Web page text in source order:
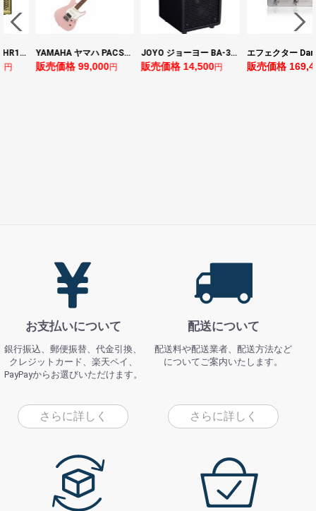
YAMAHA ヤマハ PACS+12 ASP Pacifica Standard Plus パシフィカスタンダードプラス エレキギター
円
JOYO ジョーヨー BA-30 VIBE CUBE BLK 30W 小型ベースアンプ Bluetooth+OTGオーディオI/F搭載
販売価格 14,500円
エフェクター Darkglass Electronics Anagram ベースエフェクター プリアンプ ダークグラス アナグラム
販売価格 169,400円 販売価格
お支払いについて
銀行振込、郵便振替、代金引換、
クレジットカード、楽天ペイ、
PayPayからお選びいただけます。
さらに詳しく
配送について
配送料や配送業者、配送方法など
についてご案内いたします。
さらに詳しく